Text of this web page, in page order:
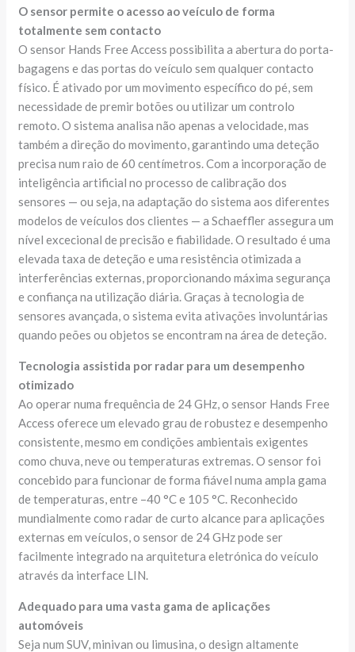
O sensor permite o acesso ao veículo de forma
totalmente sem contacto
O sensor Hands Free Access possibilita a abertura do porta-
bagagens e das portas do veículo sem qualquer contacto
físico. É ativado por um movimento específico do pé, sem
necessidade de premir botões ou utilizar um controlo
remoto. O sistema analisa não apenas a velocidade, mas
também a direção do movimento, garantindo uma deteção
precisa num raio de 60 centímetros. Com a incorporação de
inteligência artificial no processo de calibração dos
sensores — ou seja, na adaptação do sistema aos diferentes
modelos de veículos dos clientes — a Schaeffler assegura um
nível excecional de precisão e fiabilidade. O resultado é uma
elevada taxa de deteção e uma resistência otimizada a
interferências externas, proporcionando máxima segurança
e confiança na utilização diária. Graças à tecnologia de
sensores avançada, o sistema evita ativações involuntárias
quando peões ou objetos se encontram na área de deteção.
Tecnologia assistida por radar para um desempenho
otimizado
Ao operar numa frequência de 24 GHz, o sensor Hands Free
Access oferece um elevado grau de robustez e desempenho
consistente, mesmo em condições ambientais exigentes
como chuva, neve ou temperaturas extremas. O sensor foi
concebido para funcionar de forma fiável numa ampla gama
de temperaturas, entre –40 °C e 105 °C. Reconhecido
mundialmente como radar de curto alcance para aplicações
externas em veículos, o sensor de 24 GHz pode ser
facilmente integrado na arquitetura eletrónica do veículo
através da interface LIN.
Adequado para uma vasta gama de aplicações
automóveis
Seja num SUV, minivan ou limusina, o design altamente